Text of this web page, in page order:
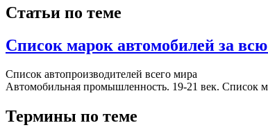
Статьи по теме
Список марок автомобилей за
Список автопроизводителей всего мира
Автомобильная промышленность. 19-21 век. Список
Термины по теме